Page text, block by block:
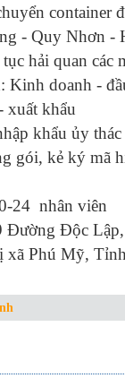
container
- Quy Nhơn -
hải quan các
Kinh doanh -
xuất khẩu
khẩu ủy thác
gói, kẻ ký mã
24 nhân viên
Đường Độc
xã Phú Mỹ,